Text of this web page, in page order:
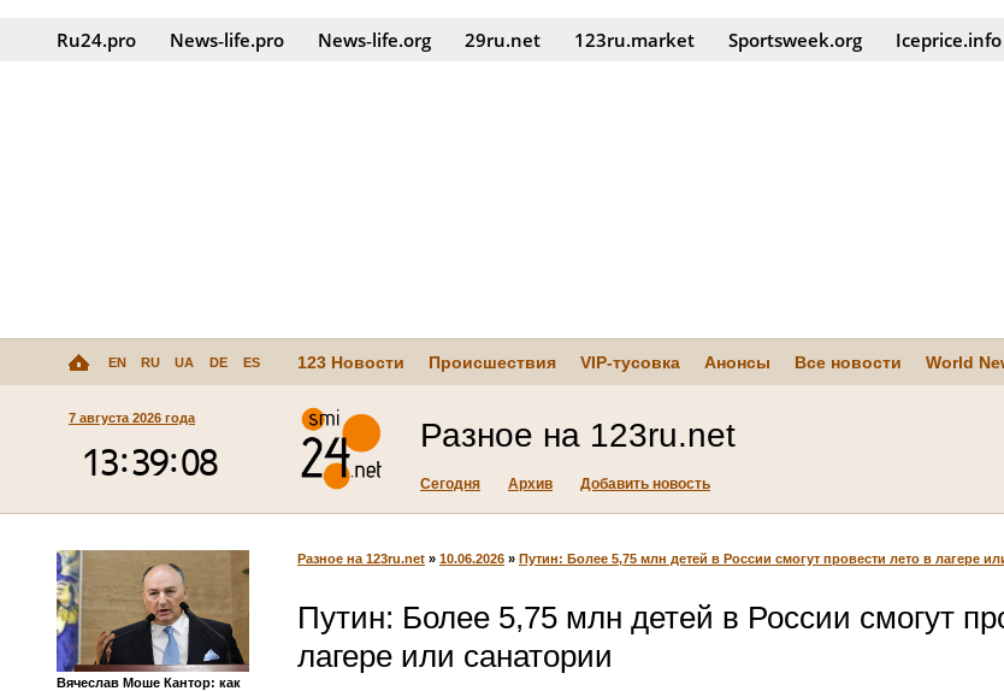
Ru24.pro News‑life.pro News‑life.org 29ru.net 123ru.market Sportsweek.org Iceprice.info
EN RU UA DE ES 123 Новости Происшествия VIP-тусовка Анонсы Все новости World
7 августа 2026 года Разное на 123ru.net
Сегодня Архив Добавить новость
Вячеслав Моше Кантор: как
Разное на 123ru.net » 10.06.2026 » Путин: Более 5,75 млн детей в России смогут провести лето в лагере
Путин: Более 5,75 млн детей в России смогут
лагере или санатории